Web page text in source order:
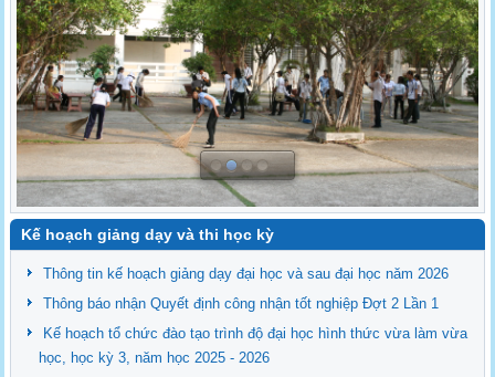
Kế hoạch giảng dạy và thi học kỳ
Thông tin kế hoạch giảng dạy đại học và sau đại học năm 2026
Thông báo nhận Quyết định công nhận tốt nghiệp Đợt 2 Lần 1
Kế hoạch tổ chức đào tạo trình độ đại học hình thức vừa làm vừa
học, học kỳ 3, năm học 2025 - 2026